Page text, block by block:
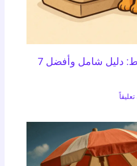
أنواع رمل القطط: دليل شامل وأفضل 7